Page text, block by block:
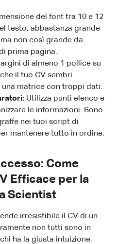
del font tra 10 e 12
testo, abbastanza grande
non così grande da
prima pagina.
di almeno 1 pollice su
il tuo CV sembri
matrice con troppi dati.
Utilizza punti elenco e
le informazioni. Sono
nei tuoi script di
mantenere tutto in ordine.
Come
Efficace per la
Scientist
irresistibile il CV di un
non tutti sono in
ha la giusta intuizione,